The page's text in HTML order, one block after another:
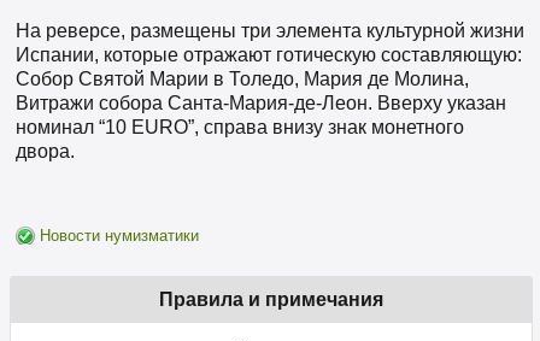
На реверсе, размещены три элемента культурной жизни
Испании, которые отражают готическую составляющую:
Собор Святой Марии в Толедо, Мария де Молина,
Витражи собора Санта-Мария-де-Леон. Вверху указан
номинал “10 EURO”, справа внизу знак монетного
двора.
Новости нумизматики
Правила и примечания